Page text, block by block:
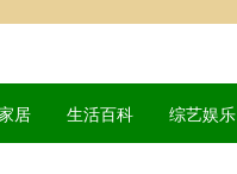
居 生活百科 综艺娱乐